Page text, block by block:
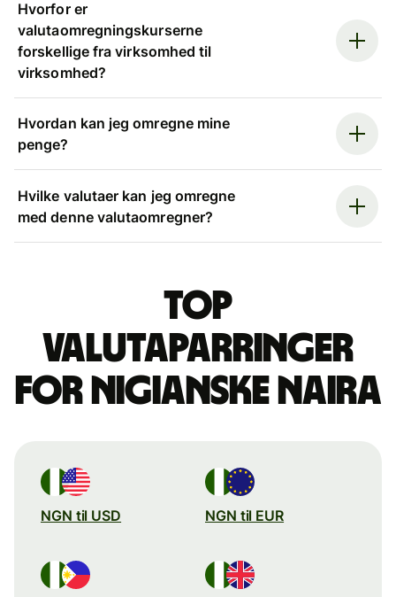
Hvorfor er
valutaomregningskurserne
forskellige fra virksomhed til
virksomhed?
Hvordan kan jeg omregne mine
penge?
Hvilke valutaer kan jeg omregne
med denne valutaomregner?
Top
valutaparringer
for nigianske naira
NGN til USD NGN til EUR